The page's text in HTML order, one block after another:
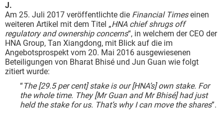
J.
Am 25. Juli 2017 veröffentlichte die Financial Timeseinen
weiteren Artikel mit dem Titel „HNA chief shrugs off
regulatory and ownership concerns“, in welchem der CEO der
HNA Group, Tan Xiangdong, mit Blick auf die im
Angebotsprospekt vom 20. Mai 2016 ausgewiesenen
Beteiligungen von Bharat Bhisé und Jun Guan wie folgt
zitiert wurde:
“The [29.5 per cent] stake is our [HNA’s] own stake. For
the whole time. They [Mr Guan and Mr Bhisé] had just
held the stake for us. That’s why I can move the shares”.